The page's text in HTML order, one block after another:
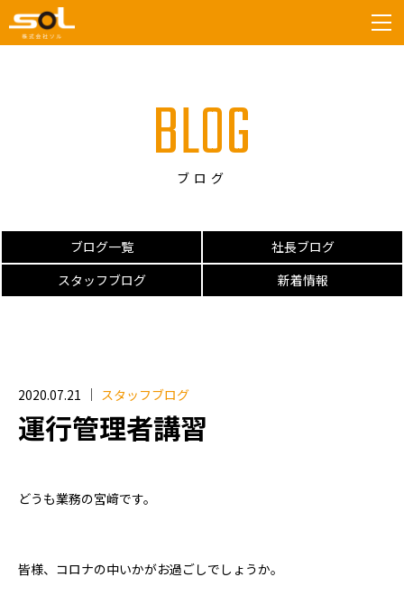
BLOG
ブログ
ブログ一覧
社長ブログ
スタッフブログ
新着情報
2020.07.21 スタッフブログ
運行管理者講習
どうも業務の宮﨑です。
皆様、コロナの中いかがお過ごしでしょうか。